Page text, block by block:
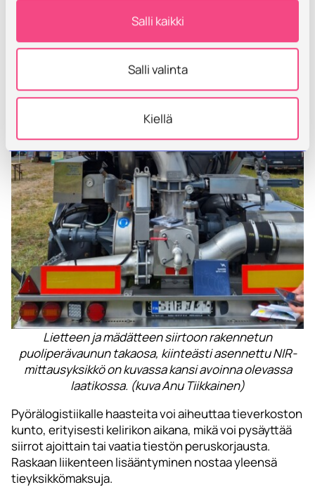
Salli kaikki
Salli valinta
Kiellä
Lietteen ja mädätteen siirtoon rakennetun
puoliperävaunun takaosa, kiinteästi asennettu NIR-
mittausyksikkö on kuvassa kansi avoinna olevassa
laatikossa. (kuva Anu Tiikkainen)
Pyörälogistiikalle haasteita voi aiheuttaa tieverkoston
kunto, erityisesti kelirikon aikana, mikä voi pysäyttää
siirrot ajoittain tai vaatia tiestön peruskorjausta.
Raskaan liikenteen lisääntyminen nostaa yleensä
tieyksikkömaksuja.